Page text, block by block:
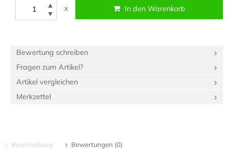
▲
▼
x In den Warenkorb
Bewertung schreiben
Fragen zum Artikel?
Artikel vergleichen
Merkzettel
Beschreibung Bewertungen (0)